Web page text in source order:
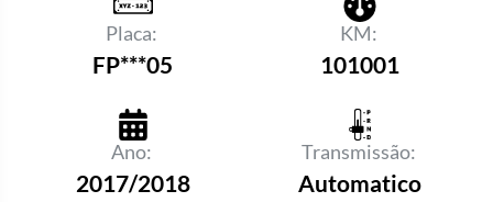
Placa:
FP***05
KM:
101001
Ano:
2017/2018
Transmissão:
Automatico